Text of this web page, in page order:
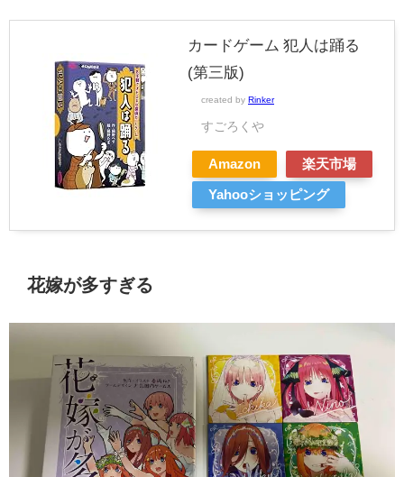
カードゲーム 犯人は踊る
(第三版)
created by Rinker
すごろくや
Amazon 楽天市場
Yahooショッピング
花嫁が多すぎる